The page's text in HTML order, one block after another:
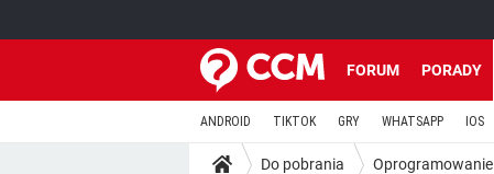
FORUM PORADY
ANDROID TIKTOK GRY WHATSAPP IOS
Do pobrania Oprogramowanie